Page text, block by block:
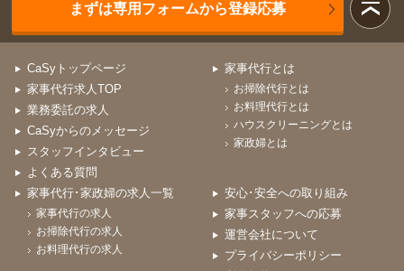
まずは専用フォームから登録応募
CaSyトップページ
家事代行求人TOP
業務委託の求人
CaSyからのメッセージ
スタッフインタビュー
よくある質問
家事代行とは
お掃除代行とは
お料理代行とは
ハウスクリーニングとは
家政婦とは
家事代行･家政婦の求人一覧
家事代行の求人
お掃除代行の求人
お料理代行の求人
安心･安全への取り組み
家事スタッフへの応募
運営会社について
プライバシーポリシー